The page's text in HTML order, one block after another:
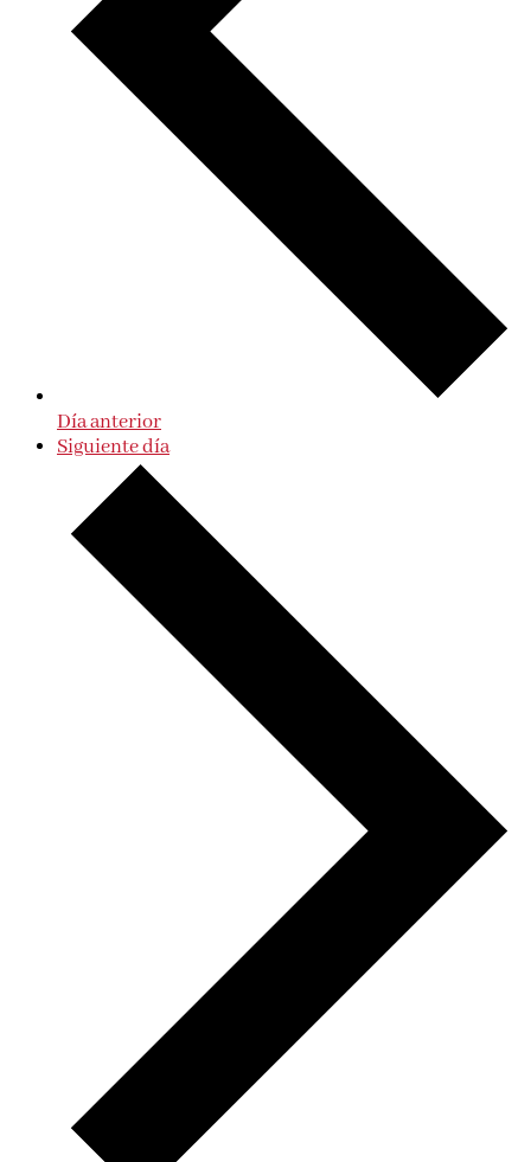
Día anterior
Siguiente día